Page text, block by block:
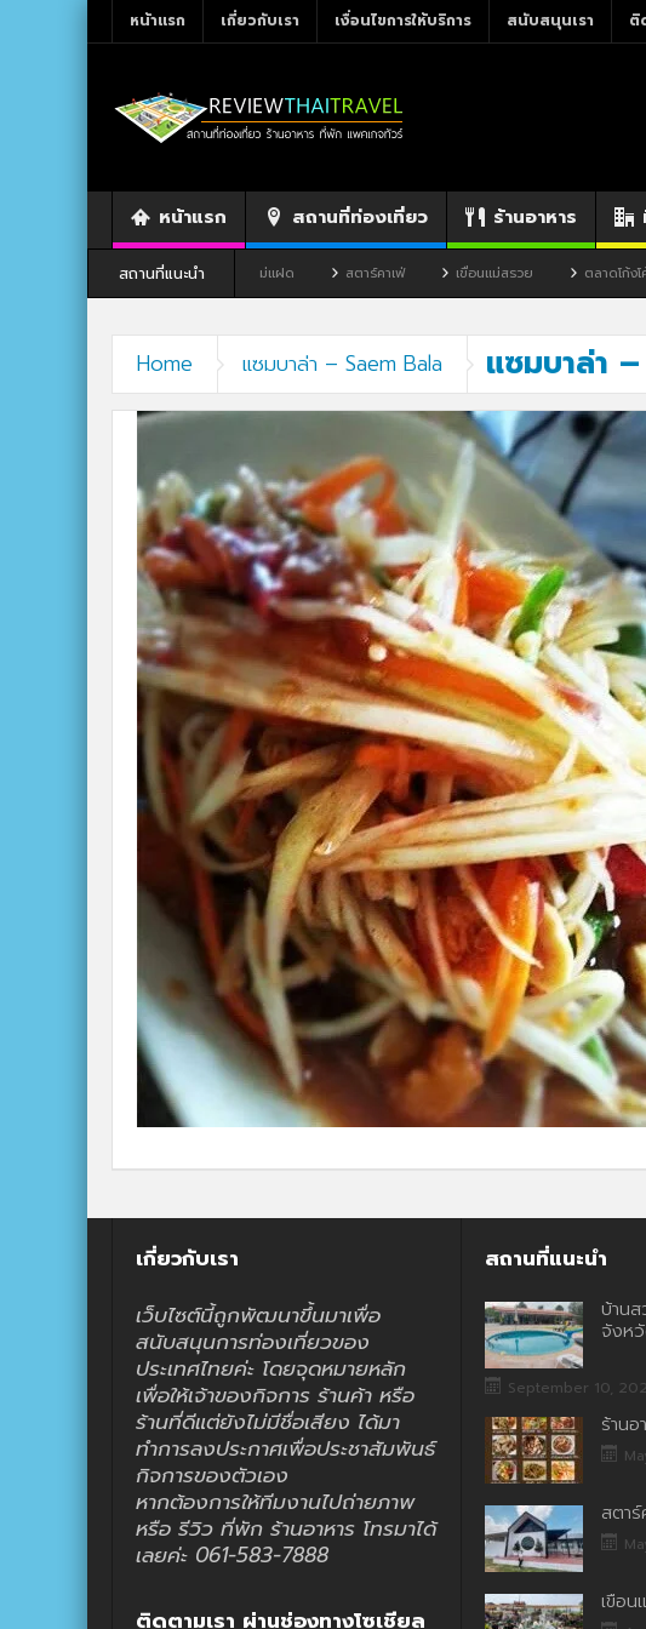
หน้าแรก เกี่ยวกับเรา เงื่อนไขการให้บริการ สนับสนุนเรา ติ
หน้าแรก สถานที่ท่องเที่ยว ร้านอาหาร
สถานที่แนะนำ
ร้านอาหาร By แม่แฝด สตาร์คาเฟ่ เขื่อนแม่สรวย ตลาดโก้งโค้ง บ้
Home แซมบาล่า – Saem Bala แซมบาล่า
เกี่ยวกับเรา
เว็บไซต์นี้ถูกพัฒนาขึ้นมาเพื่อ
สนับสนุนการท่องเที่ยวของ
ประเทศไทยค่ะ โดยจุดหมายหลัก
เพื่อให้เจ้าของกิจการ ร้านค้า หรือ
ร้านที่ดีแต่ยังไม่มีชื่อเสียง ได้มา
ทำการลงประกาศเพื่อประชาสัมพันธ์
กิจการของตัวเอง
หากต้องการให้ทีมงานไปถ่ายภาพ
หรือ รีวิว ที่พัก ร้านอาหาร โทรมาได้
เลยค่ะ 061-583-7888
ติดตามเรา ผ่านช่องทางโซเชียล
สถานที่แนะนำ
บ้าน
จังห
September 10,
ร้าน
สตาร์
เขื่อ